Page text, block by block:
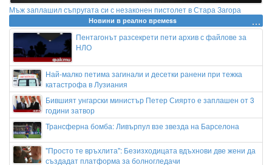
Мъж заплашил съпругата си с незаконен пистолет в Стара Загора
Новини в реално времеss
Пентагонът разсекрети пети архив с файлове за
НЛО
Най-малко петима загинали и десетки ранени при тежка
катастрофа в Лузиания
Бившият унгарски министър Петер Сиярто е заплашен от 3
години затвор
Трансферна бомба: Ливърпул взе звезда на Барселона
"Просто те връхлита": Безизходицата вдъхнови две жени да
създадат платформа за болногледачи